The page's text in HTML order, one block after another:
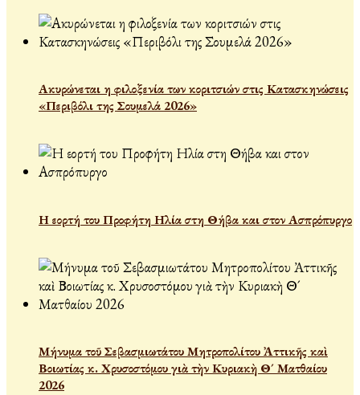
Ακυρώνεται η φιλοξενία των κοριτσιών στις Κατασκηνώσεις
«Περιβόλι της Σουμελά 2026»
Η εορτή του Προφήτη Ηλία στη Θήβα και στον Ασπρόπυργο
Μήνυμα τοῦ Σεβασμιωτάτου Μητροπολίτου Ἀττικῆς καὶ
Βοιωτίας κ. Χρυσοστόμου γιὰ τὴν Κυριακὴ Θ´ Ματθαίου
2026